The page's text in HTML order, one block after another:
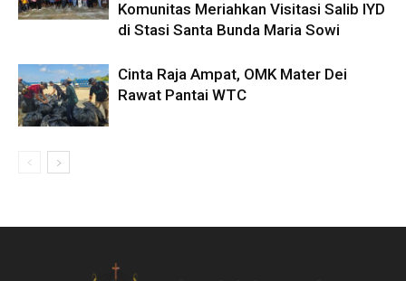
Komunitas Meriahkan Visitasi Salib IYD
di Stasi Santa Bunda Maria Sowi
Cinta Raja Ampat, OMK Mater Dei
Rawat Pantai WTC